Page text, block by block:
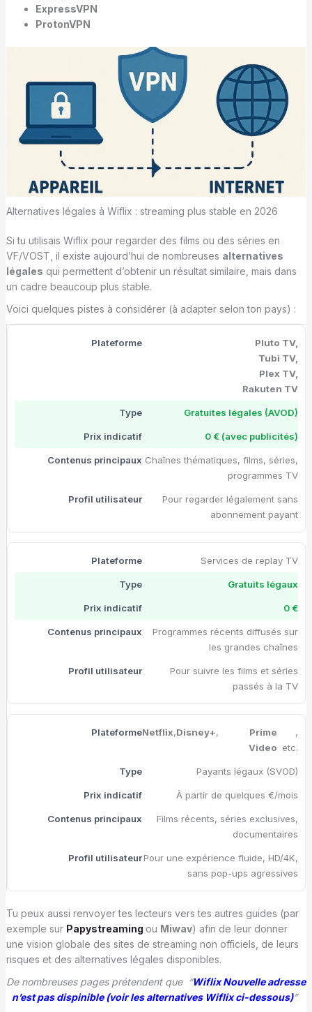
ExpressVPN
ProtonVPN
Alternatives légales à Wiflix : streaming plus stable en 2026
Si tu utilisais Wiflix pour regarder des films ou des séries en
VF/VOST, il existe aujourd’hui de nombreuses alternatives
légales qui permettent d’obtenir un résultat similaire, mais dans
un cadre beaucoup plus stable.
Voici quelques pistes à considérer (à adapter selon ton pays) :
Pluto TV,
Tubi TV,
Plex TV,
Rakuten TV
Gratuites légales (AVOD)
0 € (avec publicités)
Chaînes thématiques, films, séries,
programmes TV
Pour regarder légalement sans
abonnement payant
Services de replay TV
Gratuits légaux
0 €
Programmes récents diffusés sur
les grandes chaînes
Pour suivre les films et séries
passés à la TV
Netflix,Disney+,
Prime
Video
,
etc.
Payants légaux (SVOD)
À partir de quelques €/mois
Films récents, séries exclusives,
documentaires
Pour une expérience fluide, HD/4K,
sans pop-ups agressives
Tu peux aussi renvoyer tes lecteurs vers tes autres guides (par
exemple sur Papystreaming ou Miwav) afin de leur donner
une vision globale des sites de streaming non officiels, de leurs
risques et des alternatives légales disponibles.
De nombreuses pages prétendent que “Wiflix Nouvelle adresse
n’est pas dispinible(voir les alternatives Wiflix ci-dessous)”